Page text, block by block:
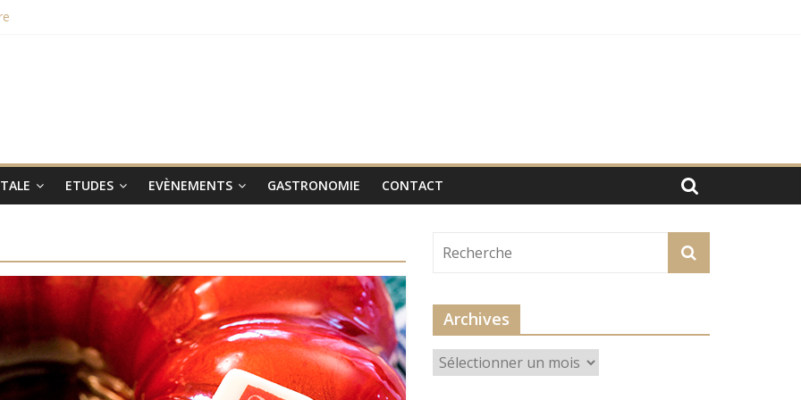
smartphones Vertus
lieu le 31 janvier 2017
ETUDES EVÈNEMENTS GASTRONOMIE CONTACT
Archives
Archives